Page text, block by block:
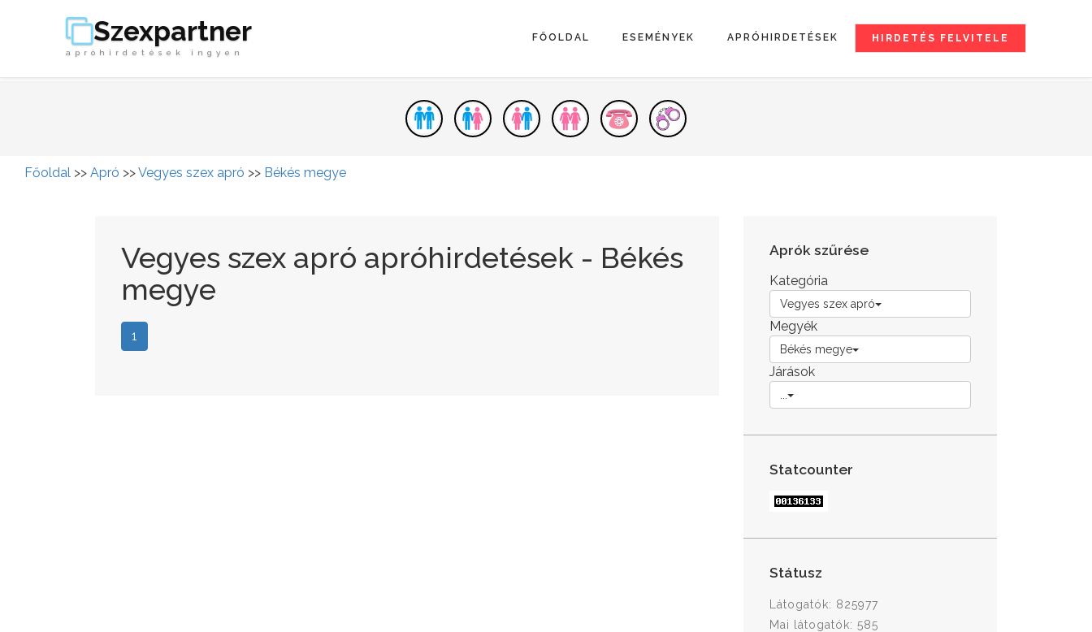
Szexpartner
apróhirdetések ingyen
HIRDETÉS FELVITELE
FŐOLDAL ESEMÉNYEK APRÓHIRDETÉSEK
Főoldal >> Apró >>Vegyes szex apró >> Békés megye
Vegyes szex apró apróhirdetések - Békés
megye
1
Aprók szűrése
Kategória
Vegyes szex apró
Megyék
Békés megye
Járások
Statcounter
Státusz
Látogatók: 825977
Mai látogatók: 585